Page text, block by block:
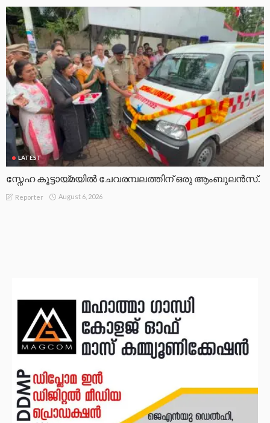
LATEST
സ്നേഹ കൂട്ടായ്മയിൽ ചേവരമ്പലത്തിന് ഒരു ആംബുലൻസ്.
Reporter August 6, 2026